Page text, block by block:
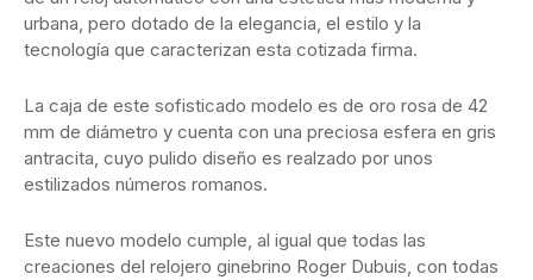
urbana, pero dotado de la elegancia, el estilo y la
tecnología que caracterizan esta cotizada firma.
La caja de este sofisticado modelo es de oro rosa de 42
mm de diámetro y cuenta con una preciosa esfera en gris
antracita, cuyo pulido diseño es realzado por unos
estilizados números romanos.
Este nuevo modelo cumple, al igual que todas las
creaciones del relojero ginebrino Roger Dubuis, con todas